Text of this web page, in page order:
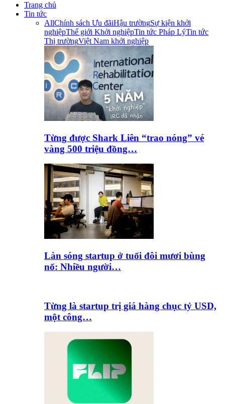
Trang chủ
Tin tức
AllChính sách Ưu đãiHậu trườngSự kiện khởi
nghiệpThế giới Khởi nghiệpTin tức Pháp LýTin tức
Thị trườngViệt Nam khởi nghiệp
Từng được Shark Liên “trao nóng” vé
vàng 500 triệu đồng…
Làn sóng startup ở tuổi đôi mươi bùng
nổ: Nhiều người…
Từng là startup trị giá hàng chục tỷ USD,
một công…